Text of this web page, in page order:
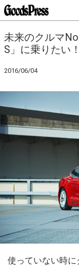
未来のクルマ
S」に乗りたい！
2016/06/04
使っていない時